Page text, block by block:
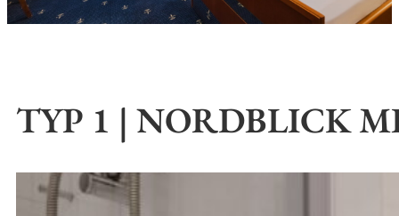
TYP 1 | NORDBLICK